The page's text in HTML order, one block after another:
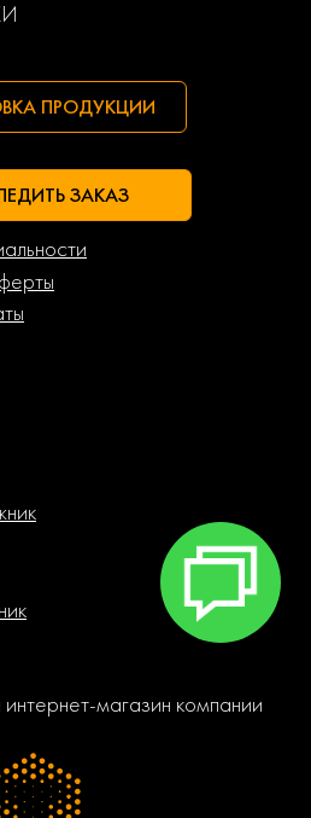
ПРОДУКЦИИ
ЗАКАЗ
магазин компании